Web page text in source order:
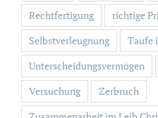
Rechtfertigung
richtige
Selbstverleugnung
Taufe
Unterscheidungsvermögen
Versuchung
Zerbruch